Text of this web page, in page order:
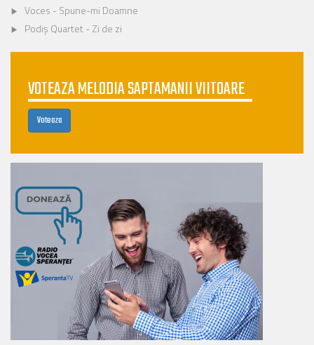
Voces - Spune-mi Doamne
Podiș Quartet - Zi de zi
VOTEAZA MELODIA SAPTAMANII VIITOARE
Voteaza